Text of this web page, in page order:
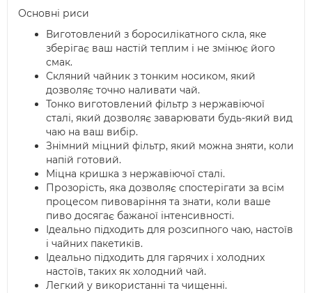
Основні риси
Виготовлений з боросилікатного скла, яке
зберігає ваш настій теплим і не змінює його
смак.
Скляний чайник з тонким носиком, який
дозволяє точно наливати чай.
Тонко виготовлений фільтр з нержавіючої
сталі, який дозволяє заварювати будь-який вид
чаю на ваш вибір.
Знімний міцний фільтр, який можна зняти, коли
напій готовий.
Міцна кришка з нержавіючої сталі.
Прозорість, яка дозволяє спостерігати за всім
процесом пивоваріння та знати, коли ваше
пиво досягає бажаної інтенсивності.
Ідеально підходить для розсипного чаю, настоїв
і чайних пакетиків.
Ідеально підходить для гарячих і холодних
настоїв, таких як холодний чай.
Легкий у використанні та чищенні.